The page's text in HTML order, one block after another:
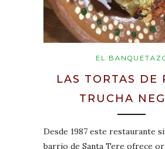
EL
LAS TORTAS DE
TRUCHA
Desde 1987 este restaurante
barrio de Santa Tere ofrece